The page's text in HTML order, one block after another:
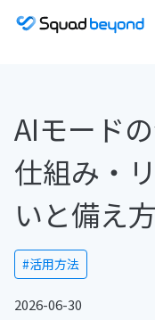
AIモード
仕組み・
いと備え方
#活用方法
2026-06-30